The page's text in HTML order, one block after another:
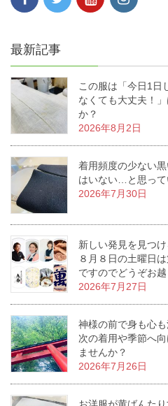
最新記事
この服は「今日1日
なくても大丈夫！
か？
2026年8月2日
着用頻度の少ない
はいない…と思って
2026年7月30日
新しい発見を見つ
８月８日の土曜日
ですのでどうぞお
2026年7月27日
神様の前で身も心
次の着用や季節へ
ませんか？
2026年7月26日
お洋服が黄ばんた